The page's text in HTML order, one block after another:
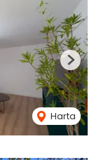
Harta
Next